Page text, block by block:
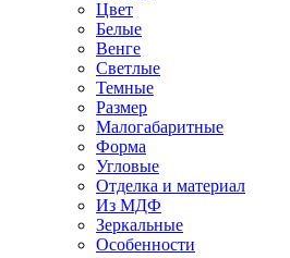
Цвет
Белые
Венге
Светлые
Темные
Размер
Малогабаритные
Форма
Угловые
Отделка и материал
Из МДФ
Зеркальные
Особенности